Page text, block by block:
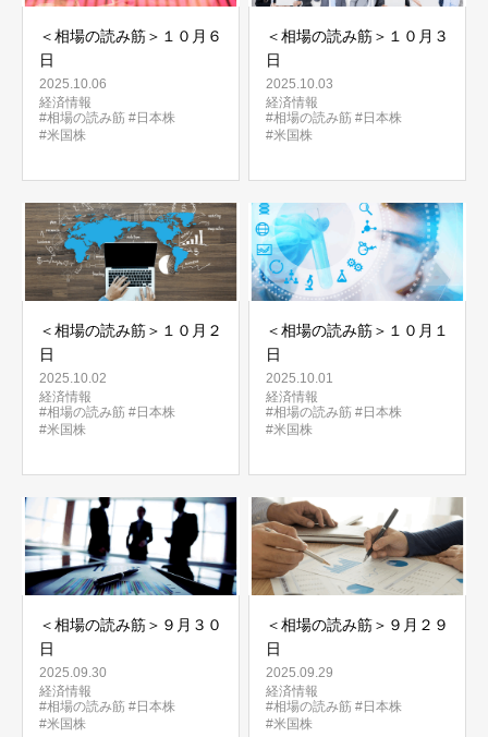
＜相場の読み筋＞１０月６
日
2025.10.06
経済情報
#相場の読み筋 #日本株
#米国株
＜相場の読み筋＞１０月３
日
2025.10.03
経済情報
#相場の読み筋 #日本株
#米国株
＜相場の読み筋＞１０月２
日
2025.10.02
経済情報
#相場の読み筋 #日本株
#米国株
＜相場の読み筋＞１０月１
日
2025.10.01
経済情報
#相場の読み筋 #日本株
#米国株
＜相場の読み筋＞９月３０
日
2025.09.30
経済情報
#相場の読み筋 #日本株
#米国株
＜相場の読み筋＞９月２９
日
2025.09.29
経済情報
#相場の読み筋 #日本株
#米国株